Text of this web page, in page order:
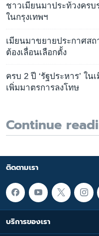
ชาวเมียนมาประท้วงคร
ในกรุงเทพฯ
เมียนมาขยายประกาศส
ต้องเลื่อนเลือกตั้ง
ครบ 2 ปี ‘รัฐประหาร’ ใ
เพิ่มมาตรการลงโทษ
Continue
ติดตามเรา
บริการของเรา